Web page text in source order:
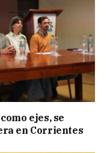
ejes, se
en Corrientes